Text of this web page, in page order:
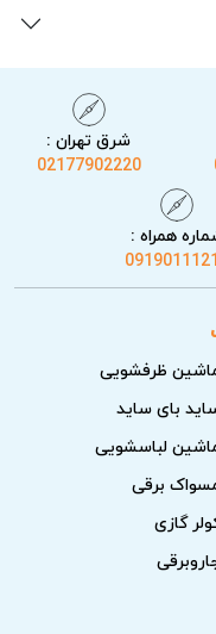
شرق تهران :
02177902220
همراه :
ظرفشویی
بای ساید
لباسشویی
برقی
گازی